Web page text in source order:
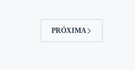
PRÓXIMA